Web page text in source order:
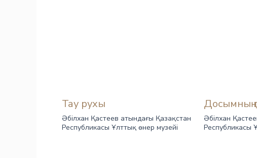
Тау рухы
Әбілхан Қастеев атындағы Қазақстан
Республикасы Ұлттық өнер музейі
Досымның
Әбілхан
Республикасы